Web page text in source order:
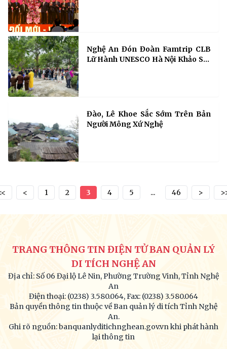
Nghệ An Đón Đoàn Famtrip CLB
Lữ Hành UNESCO Hà Nội Khảo Sát
Đào, Lê Khoe Sắc Sớm Trên Bản
Người Mông Xứ Nghệ
< 1 2 3 4 5 ... 46 >
TRANG THÔNG TIN ĐIỆN TỬ BAN QUẢN LÝ
DI TÍCH NGHỆ AN
Địa chỉ: Số 06 Đại lộ Lê Nin, Phường Trường Vinh, Tỉnh Nghệ
An
Điện thoại: (0238) 3.580.064, Fax: (0238) 3.580.064
Bản quyền thông tin thuộc về Ban quản lý di tích Tỉnh Nghệ
An.
Ghi rõ nguồn: banquanlyditichnghean.gov.vn khi phát hành
lại thông tin